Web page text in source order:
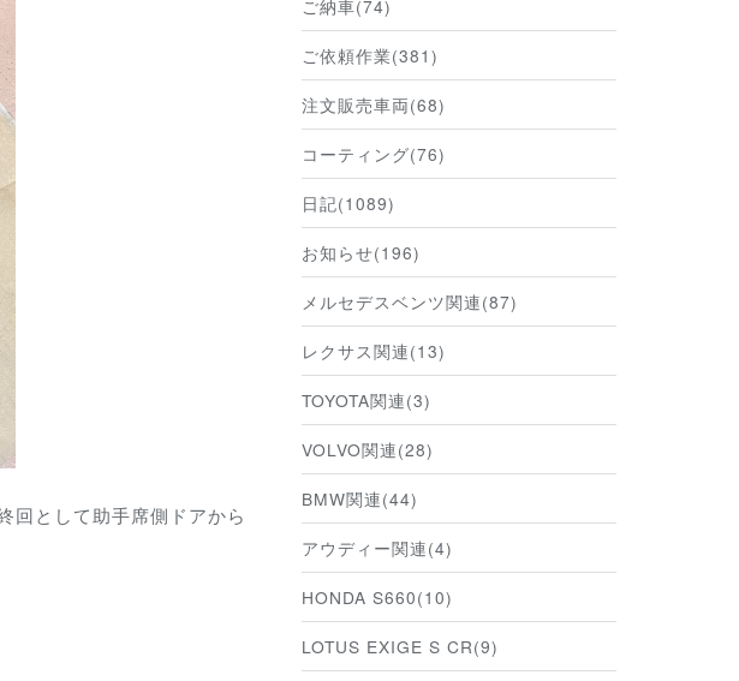
回として助手席側ドアから
ご納車(74)
ご依頼作業(381)
注文販売車両(68)
コーティング(76)
日記(1089)
お知らせ(196)
メルセデスベンツ関連(87)
レクサス関連(13)
TOYOTA関連(3)
VOLVO関連(28)
BMW関連(44)
アウディー関連(4)
HONDA S660(10)
LOTUS EXIGE S CR(9)